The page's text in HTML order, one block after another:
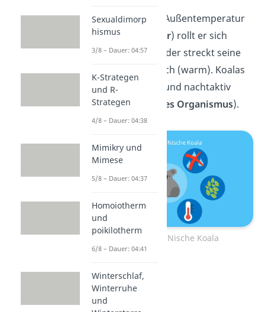
Abhängig von der Außentemperatur
Abiotischer Faktor) rollt er sich
zusammen (kalt) oder streckt seine
Gliedmaßen von sich (warm). Koalas
sind Einzelgänger und nachtaktiv
Charakteristika des Organismus).
Ökologische Nische Koala
Sexualdimorp
hismus
3/8 – Dauer: 04:57
K-Strategen
und R-
Strategen
4/8 – Dauer: 04:38
Mimikry und
Mimese
5/8 – Dauer: 04:37
Homoiotherm
und
poikilotherm
6/8 – Dauer: 04:41
Winterschlaf,
Winterruhe
und